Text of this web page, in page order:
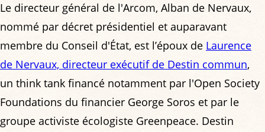
Le directeur général de l'Arcom, Alban de Nervaux,
nommé par décret présidentiel et auparavant
membre du Conseil d'État, est l’époux de Laurence
de Nervaux, directeur exécutif de Destin commun,
un think tank financé notamment par l'Open Society
Foundations du financier George Soros et par le
groupe activiste écologiste Greenpeace. Destin